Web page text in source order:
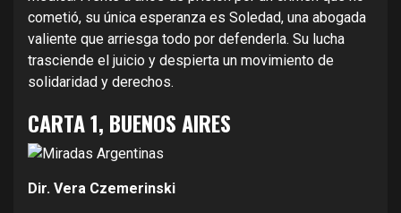
cometió, su única esperanza es Soledad, una abogada
valiente que arriesga todo por defenderla. Su lucha
trasciende el juicio y despierta un movimiento de
solidaridad y derechos.
CARTA 1, BUENOS AIRES
Dir. Vera Czemerinski